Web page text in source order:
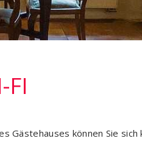
FI
Gästehauses können Sie